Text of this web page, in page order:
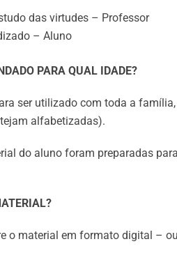
das virtudes – Professor
– Aluno
PARA QUAL IDADE?
ser utilizado com toda a
alfabetizadas).
do aluno foram preparadas
o material em formato digital –